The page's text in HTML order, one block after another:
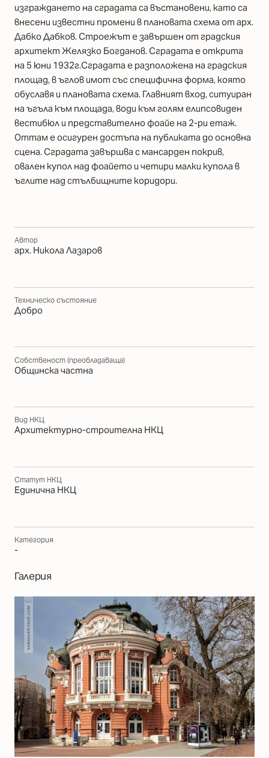
изграждането на сградата са въстановени, като са
внесени известни промени в плановата схема от арх.
Дабко Дабков. Строежът е завършен от градския
архитект Желязко Богданов. Сградата е открита
на 5 юни 1932г.Сградата е разположена на градския
площад, в ъглов имот със специфична форма, която
обуславя и плановата схема. Главният вход, ситуиран
на ъгъла към площада, води към голям елипсовиден
вестибюл и представително фоайе на 2-ри етаж.
Оттам е осигурен достъпа на публиката до основна
сцена. Сградата завършва с мансарден покрив,
овален купол над фоайето и четири малки купола в
ъглите над стълбищните коридори.
Автор
арх. Никола Лазаров
Техническо състояние
Добро
Собственост (преобладаваща)
Общинска частна
Вид НКЦ
Архитектурно-строителна НКЦ
Статут НКЦ
Единична НКЦ
Категория
-
Галерия